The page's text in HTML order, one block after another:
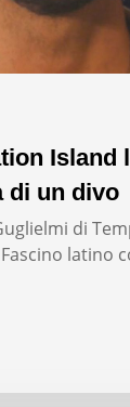
Island
di un divo
di
latino